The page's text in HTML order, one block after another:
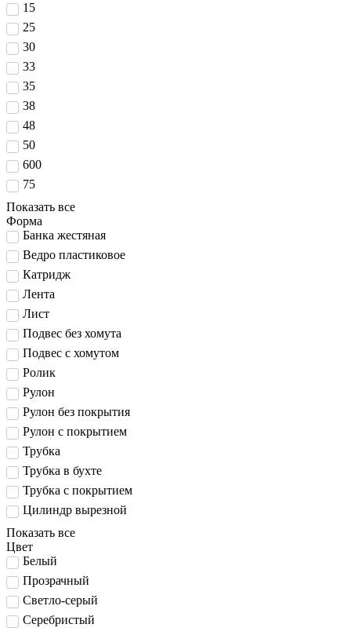
15
25
30
33
35
38
48
50
600
75
Показать все
Форма
Банка жестяная
Ведро пластиковое
Катридж
Лента
Лист
Подвес без хомута
Подвес с хомутом
Ролик
Рулон
Рулон без покрытия
Рулон с покрытием
Трубка
Трубка в бухте
Трубка с покрытием
Цилиндр вырезной
Показать все
Цвет
Белый
Прозрачный
Светло-серый
Серебристый